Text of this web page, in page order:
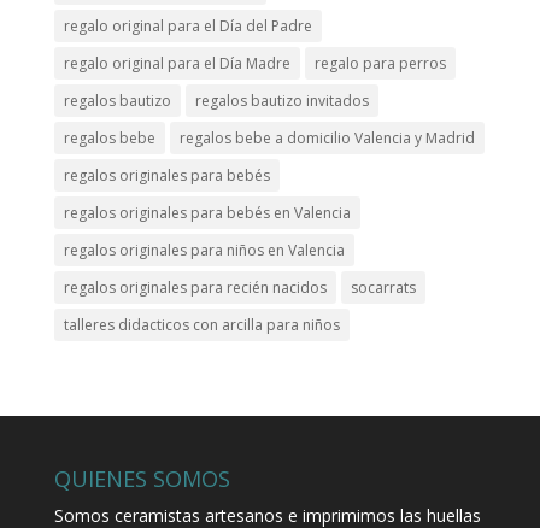
regalo original para el Día del Padre
regalo original para el Día Madre
regalo para perros
regalos bautizo
regalos bautizo invitados
regalos bebe
regalos bebe a domicilio Valencia y Madrid
regalos originales para bebés
regalos originales para bebés en Valencia
regalos originales para niños en Valencia
regalos originales para recién nacidos
socarrats
talleres didacticos con arcilla para niños
QUIENES SOMOS
Somos ceramistas artesanos e imprimimos las huellas